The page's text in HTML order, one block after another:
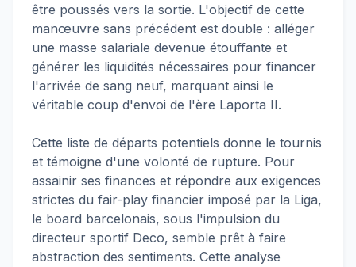
être poussés vers la sortie. L'objectif de cette
manœuvre sans précédent est double : alléger
une masse salariale devenue étouffante et
générer les liquidités nécessaires pour financer
l'arrivée de sang neuf, marquant ainsi le
véritable coup d'envoi de l'ère Laporta II.
Cette liste de départs potentiels donne le tournis
et témoigne d'une volonté de rupture. Pour
assainir ses finances et répondre aux exigences
strictes du fair-play financier imposé par la Liga,
le board barcelonais, sous l'impulsion du
directeur sportif Deco, semble prêt à faire
abstraction des sentiments. Cette analyse